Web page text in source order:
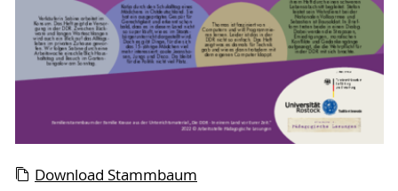
Download Stammbaum